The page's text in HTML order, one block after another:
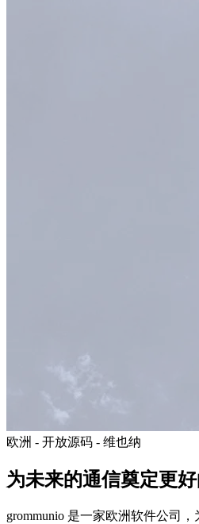
欧洲 - 开放源码 - 维也纳
为未来的通信奠定更好
grommunio 是一家欧洲软件公司